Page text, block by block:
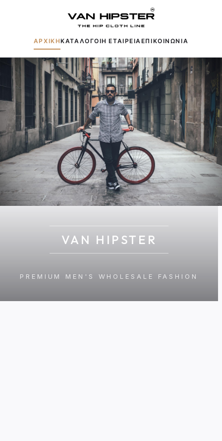
ΑΡΧΙΚΗΚΑΤΑΛΟΓΟΙΗ ΕΤΑΙΡΕΙΑΕΠΙΚΟΙΝΩΝΙΑ
Δημοφιλείς αναζητήσεις: Πουκάμισα
Μπουφάν
Παντελόνια
Πλεκτά
VAN HIPSTER
PREMIUM MEN'S WHOLESALE FASHION